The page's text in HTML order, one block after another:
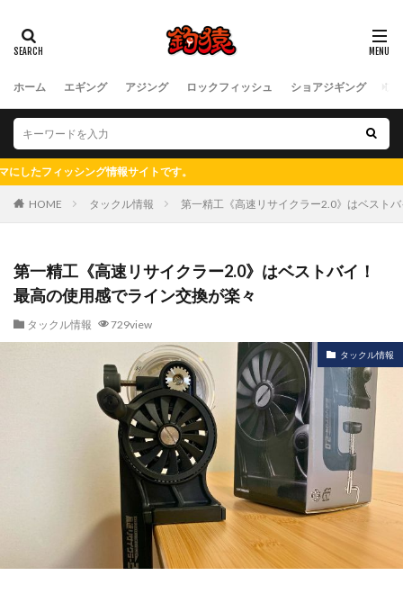
ホーム エギング アジング ロックフィッシュ ショアジギング フ
トです。
HOME タックル情報 第一精工《高速リサイクラー2.0》はベスト
第一精工《高速リサイクラー2.0》はベストバイ！
最高の使用感でライン交換が楽々
タックル情報 729view
タックル情報